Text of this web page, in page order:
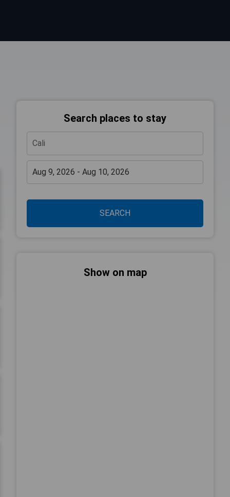
Search places to stay
SEARCH
Show on map